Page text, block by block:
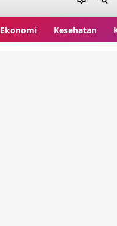
Ekonomi Kesehatan